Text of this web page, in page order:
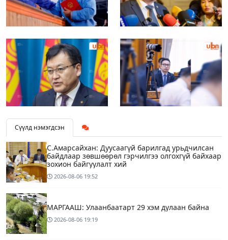
Сүүлд нэмэгдсэн
С.Амарсайхан: Дуусаагүй барилгад урьдчилсан
байдлаар зөвшөөрөл гэрчилгээ олгохгүй байхаар
зохион байгуулалт хий
2026-08-06 19:52
МАРГААШ: Улаанбаатарт 29 хэм дулаан байна
2026-08-06 19:19